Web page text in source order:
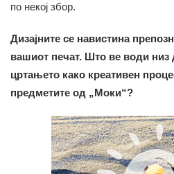
по некој збор.
Дизајните се навистина
вашиот печат. Што ве води низ
цртањето како креативен
предметите од „Моки“?